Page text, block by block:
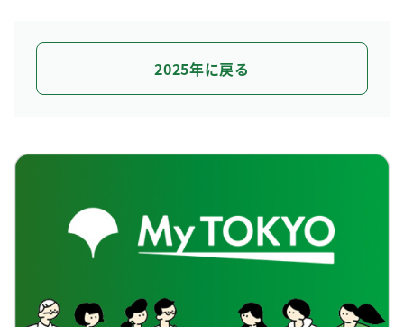
2025年に戻る